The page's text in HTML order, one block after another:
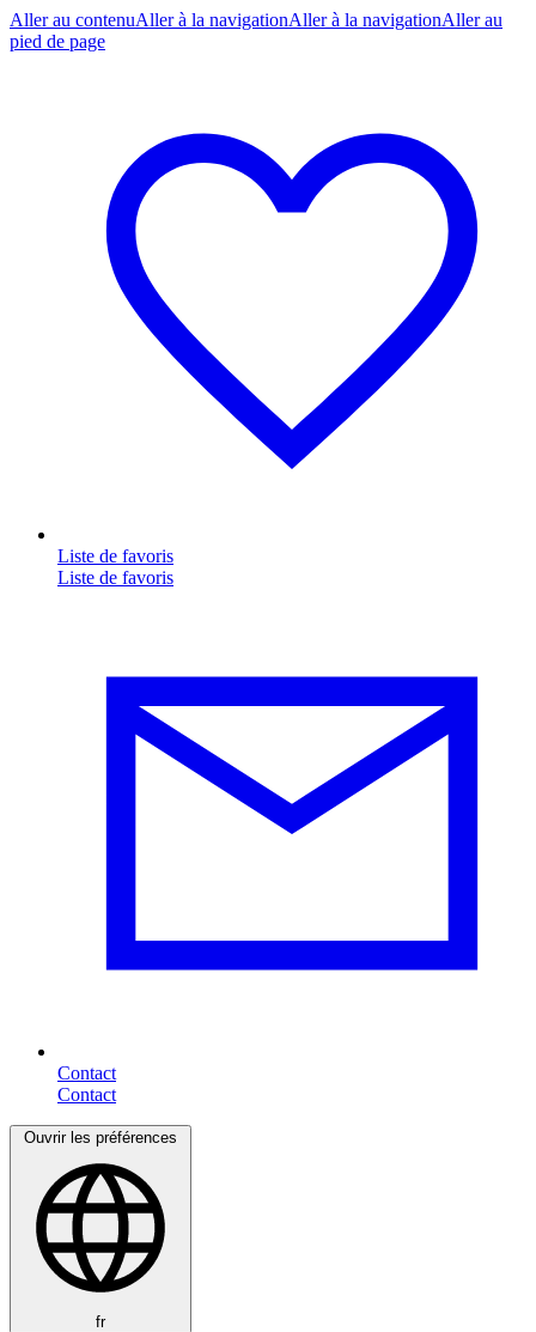
Aller au contenuAller à la navigationAller à la navigationAller au
pied de page
Liste de favoris
Contact
Ouvrir les préférences
fr